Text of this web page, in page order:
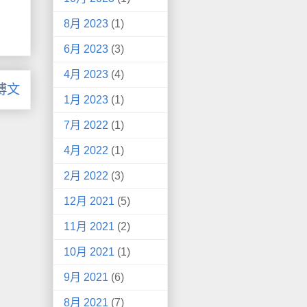
文
8月 2023 (1)
6月 2023 (3)
4月 2023 (4)
1月 2023 (1)
7月 2022 (1)
4月 2022 (1)
2月 2022 (3)
12月 2021 (5)
11月 2021 (2)
10月 2021 (1)
9月 2021 (6)
8月 2021 (7)